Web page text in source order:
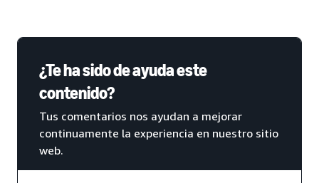
¿Te ha sido de ayuda este
contenido?
Tus comentarios nos ayudan a mejorar
continuamente la experiencia en nuestro sitio
web.